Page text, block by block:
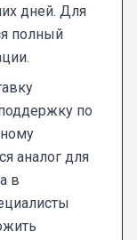
дней. Для
полный
по
аналог для
в